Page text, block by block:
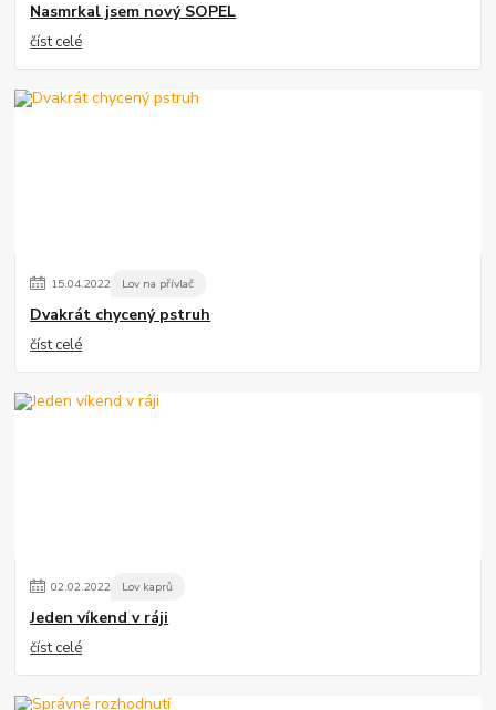
Nasmrkal jsem nový SOPEL
číst celé
15.04.2022 Lov na přívlač
Dvakrát chycený pstruh
číst celé
02.02.2022 Lov kaprů
Jeden víkend v ráji
číst celé